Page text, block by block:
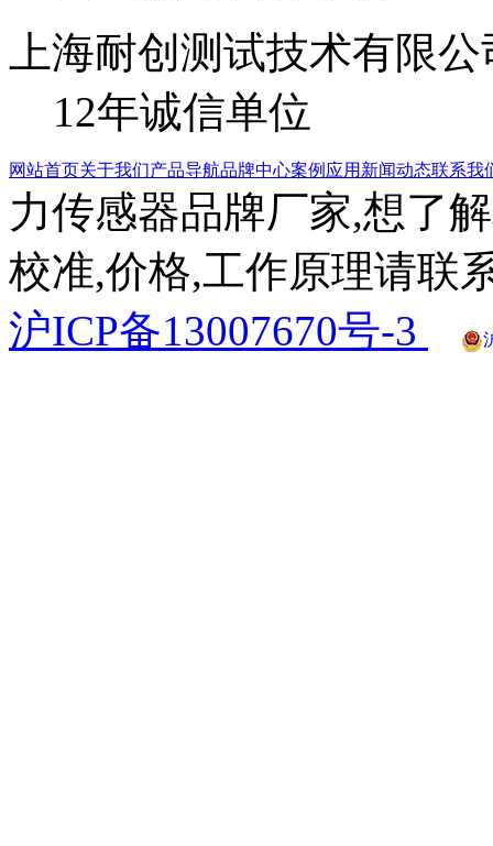
上海耐创测试技术有限公
12年诚信单位
网站首页关于我们产品导航品牌中心案例应用 新闻动态联系我
力传感器品牌厂家,想了
校准,价格,工作原理请联
沪ICP备13007670号-3